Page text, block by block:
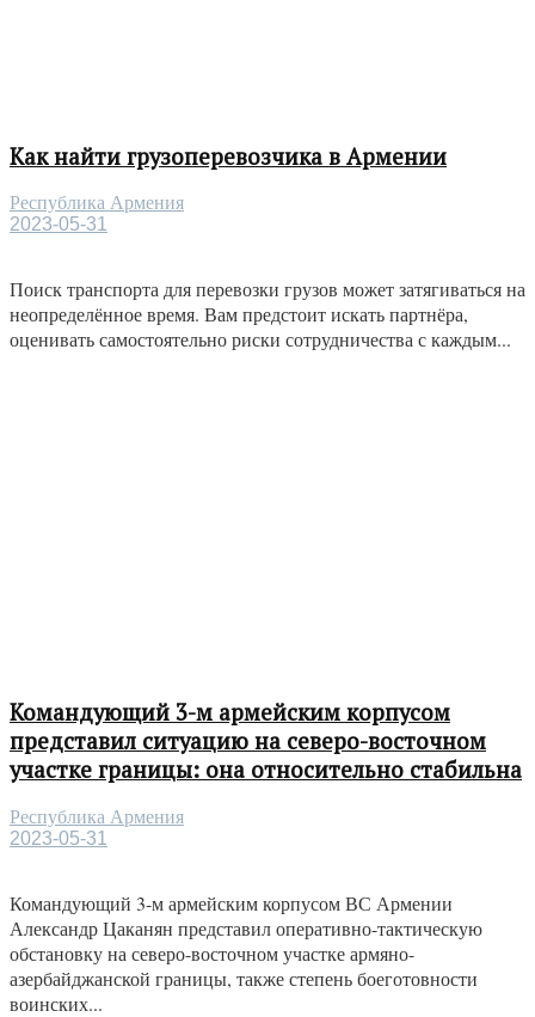
Как найти грузоперевозчика в Армении
Республика Армения
2023-05-31
Поиск транспорта для перевозки грузов может затягиваться на
неопределённое время. Вам предстоит искать партнёра,
оценивать самостоятельно риски сотрудничества с каждым...
Командующий 3-м армейским корпусом
представил ситуацию на северо-восточном
участке границы: она относительно стабильна
Республика Армения
2023-05-31
Командующий 3-м армейским корпусом ВС Армении
Александр Цаканян представил оперативно-тактическую
обстановку на северо-восточном участке армяно-
азербайджанской границы, также степень боеготовности
воинских...